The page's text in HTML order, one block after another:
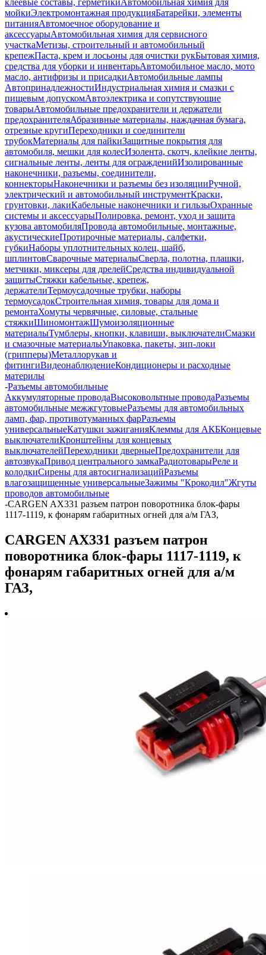
клеевые составы, герметикиАвтомобильная химия для
мойкиЭлектромонтажная продукцияБатарейки, элементы
питанияАвтомоечное оборудование и
аксессуарыАвтомобильная химия для сервисного
участкаМетизы, строительный и автомобильный
крепежПаста, крем и лосьоны для очистки рукБытовая химия,
средства для уборки и инвентарьАвтомобильное масло, мото
масло, антифризы и присадкиАвтомобильные лампы
АвтопринадлежностиИндустриальная химия и смазки с
пищевым допускомАвтоэлектрика и сопутствующие
товарыАвтомобильные предохранители и держатели
предохранителяАбразивные материалы, наждачная бумага,
отрезные кругиПереходники и соединители
трубокМатериалы для пайкиЗащитные покрытия для
автомобиля, мешки для колесИзолента, скотч, клейкие ленты,
сигнальные ленты, ленты для огражденийИзолированные
наконечники, разъемы, соединители,
коннекторыНаконечники и разъемы без изоляцииРучной,
электрический и автомобильный инструментКраски,
грунтовки, лакиКабельные наконечники и гильзыОхранные
системы и аксессуарыПолировка, ремонт, уход и защита
кузова автомобиляПровода автомобильные, монтажные,
акустическиеПротирочные материалы, салфетки,
губкиНаборы уплотнительных колец, шайб,
шплинтовСварочные материалыСверла, полотна, плашки,
метчики, миксеры для дрелейСредства индивидуальной
защитыСтяжки кабельные, крепеж,
держателиТермоусадочные трубки, наборы
термоусадокСтроительная химия, товары для дома и
ремонтаХомуты червячные, силовые, стальные
стяжкиШиномонтажШумоизоляционные
материалыТумблеры, кнопки, клавиши, выключателиСмазки
и смазочные материалыУпаковка, пакеты, зип-локи
(грипперы)Металлорукав и
фитингиВидеонаблюдениеКондиционеры и расходные
материлы
-Разъемы автомобильные
Аккумуляторные проводаВысоковольтные проводаРазъемы
автомобильные межжгутовыеРазъемы для автомобильных
ламп, фар, противотуманных фарРазъемы
универсальныеКатушки зажиганияКлеммы для АКБКонцевые
выключателиКронштейны для концевых
выключателейПереходники дверныеПредохранители для
автозвукаПривод центрального замкаРадиотоварыРеле и
колодкиСирены для автосигнализацийРазъемы
влагозащищенные универсальныеЗажимы "Крокодил"Жгуты
проводов автомобильные
-CARGEN AX331 разъем патрон поворотника блок-фары
1117-1119, к фонарям габаритных огней для а/м ГАЗ,
CARGEN AX331 разъем патрон
поворотника блок-фары 1117-1119, к
фонарям габаритных огней для а/м
ГАЗ,